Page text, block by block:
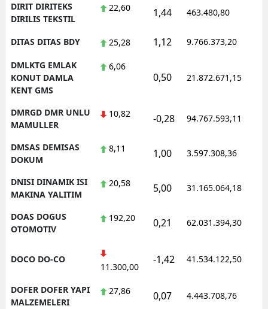
DIRIT DIRITEKS
DIRILIS TEKSTIL
22,60 1,44 463.480,80
DITAS DITAS BDY 25,28 1,12 9.766.373,20
DMLKTG EMLAK
KONUT DAMLA
KENT GMS
6,06
0,50 21.872.671,15
DMRGD DMR UNLU
MAMULLER
10,82 -0,28 94.767.593,11
DMSAS DEMISAS
DOKUM
8,11 1,00 3.597.308,36
DNISI DINAMIK ISI
MAKINA YALITIM
20,58 5,00 31.165.064,18
DOAS DOGUS
OTOMOTIV
192,20 0,21 62.031.394,30
DOCO DO-CO
11.300,00
-1,42 41.534.122,50
DOFER DOFER YAPI
MALZEMELERI
27,86 0,07 4.443.708,76